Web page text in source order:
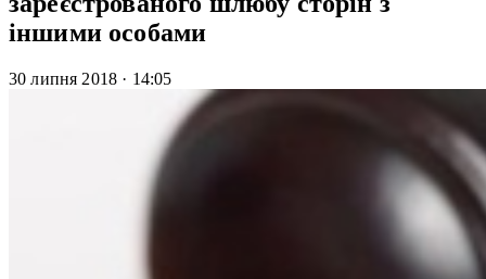
іншими особами
30 липня 2018 · 14:05